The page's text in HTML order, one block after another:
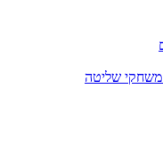
משחקי שליטה